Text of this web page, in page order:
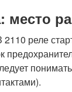
место
реле